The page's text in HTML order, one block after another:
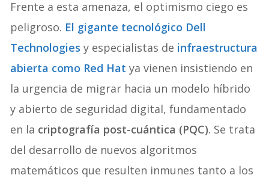
Frente a esta amenaza, el optimismo ciego es
peligroso. El gigante tecnológico Dell
Technologies y especialistas de infraestructura
abierta como Red Hat ya vienen insistiendo en
la urgencia de migrar hacia un modelo híbrido
y abierto de seguridad digital, fundamentado
en la criptografía post-cuántica (PQC). Se trata
del desarrollo de nuevos algoritmos
matemáticos que resulten inmunes tanto a los